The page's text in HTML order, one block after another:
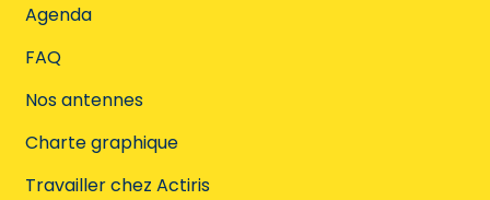
Agenda
FAQ
Nos antennes
Charte graphique
Travailler chez Actiris